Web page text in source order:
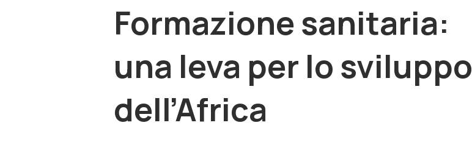
Formazione sanitaria:
una leva per lo sviluppo
dell’Africa